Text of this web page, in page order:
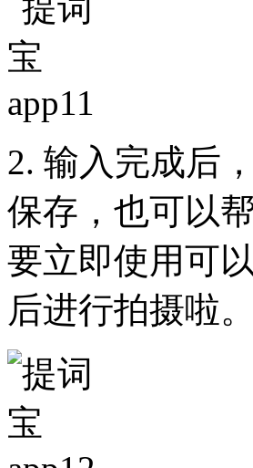
2. 输入完成后
保存，也可以
要立即使用可
后进行拍摄啦。